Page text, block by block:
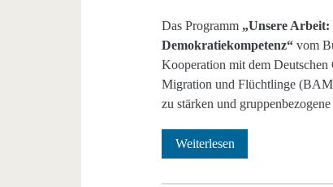
Das Programm „Unsere
Demokratiekompetenz“ vom
Kooperation mit dem
Migration und Flüchtlinge
zu stärken und
WeiterlesenBetriebliche